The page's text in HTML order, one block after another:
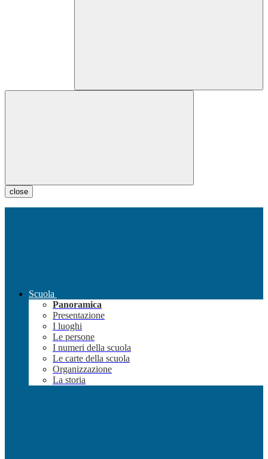
close
Scuola
Panoramica
Presentazione
I luoghi
Le persone
I numeri della scuola
Le carte della scuola
Organizzazione
La storia